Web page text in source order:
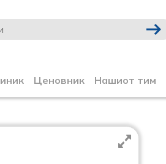
Ценовник Нашиот тим